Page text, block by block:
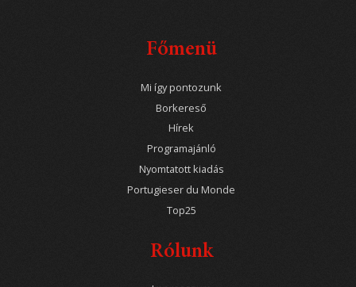
Főmenü
Mi így pontozunk
Borkereső
Hírek
Programajánló
Nyomtatott kiadás
Portugieser du Monde
Top25
Rólunk